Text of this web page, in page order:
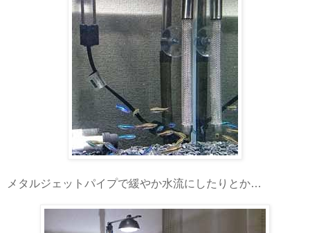
メタルジェットパイプで緩やか水流にしたりとか…